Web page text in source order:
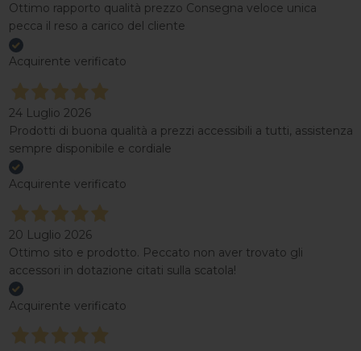
Ottimo rapporto qualità prezzo Consegna veloce unica
pecca il reso a carico del cliente
Acquirente verificato
24 Luglio 2026
Prodotti di buona qualità a prezzi accessibili a tutti, assistenza
sempre disponibile e cordiale
Acquirente verificato
20 Luglio 2026
Ottimo sito e prodotto. Peccato non aver trovato gli
accessori in dotazione citati sulla scatola!
Acquirente verificato